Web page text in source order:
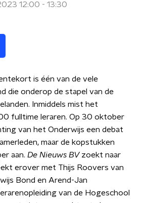
12:00 - 13:30
is één van de vele
die onderop de stapel van de
Inmiddels mist het
fulltime leraren. Op 30 oktober
van het Onderwijs een debat
maar de kopstukken
aan. De Nieuws BVzoekt naar
erover met Thijs Roovers van
Bond en Arend-Jan
van de Hogeschool